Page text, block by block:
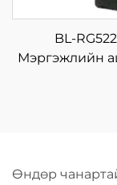
BL-
Мэргэжлийн
Өндөр